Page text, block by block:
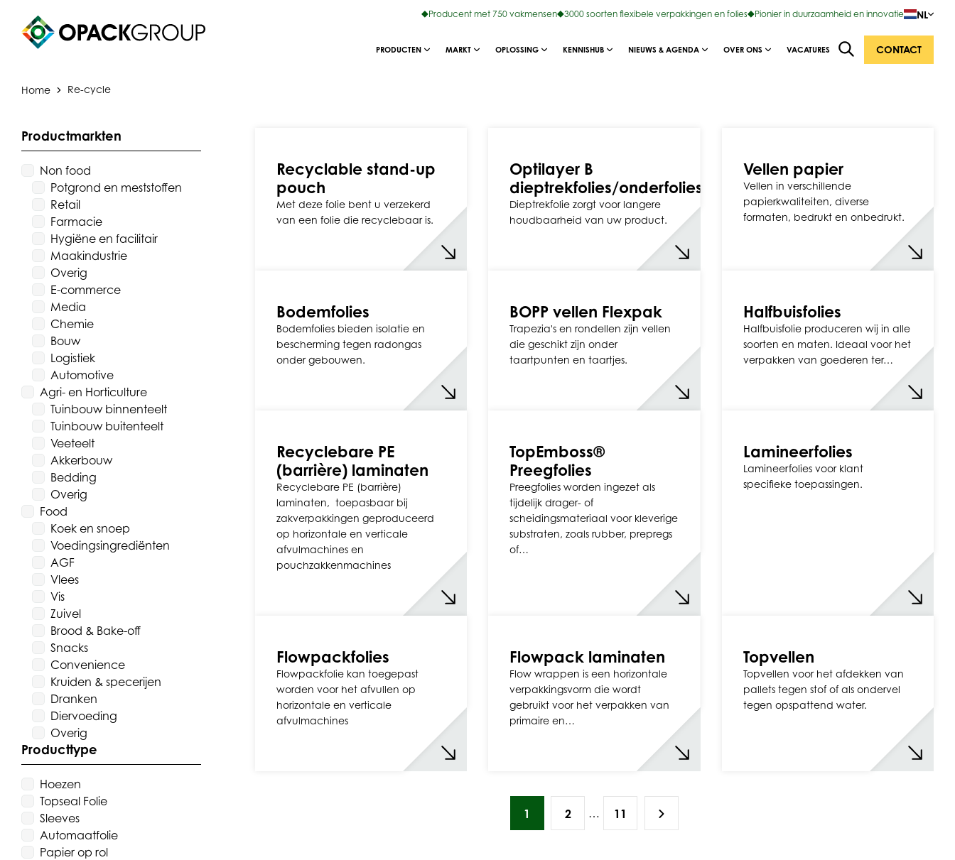
Producent met 750 vakmensen 3000 soorten flexibele verpakkingen en folies Pionier in duurzaamheid en innovatie NL
PRODUCTEN MARKT OPLOSSING KENNISHUB NIEUWS & AGENDA OVER ONS VACATURES CONTACT
Home Re-cycle
Productmarkten
Non food
Potgrond en meststoffen
Retail
Farmacie
Hygiëne en facilitair
Maakindustrie
Overig
E-commerce
Media
Chemie
Bouw
Logistiek
Automotive
Agri- en Horticulture
Tuinbouw binnenteelt
Tuinbouw buitenteelt
Veeteelt
Akkerbouw
Bedding
Overig
Food
Koek en snoep
Voedingsingrediënten
AGF
Vlees
Vis
Zuivel
Brood & Bake-off
Snacks
Convenience
Kruiden & specerijen
Dranken
Diervoeding
Overig
Producttype
Hoezen
Topseal Folie
Sleeves
Automaatfolie
Papier op rol
Recyclable stand-up
pouch
Met deze folie bent u verzekerd
van een folie die recyclebaar is.
Optilayer B
dieptrekfolies/onderfolies
Dieptrekfolie zorgt voor langere
houdbaarheid van uw product.
Vellen papier
Vellen in verschillende
papierkwaliteiten, diverse
formaten, bedrukt en onbedrukt.
Bodemfolies
Bodemfolies bieden isolatie en
bescherming tegen radongas
onder gebouwen.
BOPP vellen Flexpak
Trapezia's en rondellen zijn vellen
die geschikt zijn onder
taartpunten en taartjes.
Halfbuisfolies
Halfbuisfolie produceren wij in alle
soorten en maten. Ideaal voor het
verpakken van goederen ter…
Recyclebare PE
(barrière) laminaten
Recyclebare PE (barrière)
laminaten, toepasbaar bij
zakverpakkingen geproduceerd
op horizontale en verticale
afvulmachines en
pouchzakkenmachines
TopEmboss®
Preegfolies
Preegfolies worden ingezet als
tijdelijk drager- of
scheidingsmateriaal voor kleverige
substraten, zoals rubber, prepregs
of…
Lamineerfolies
Lamineerfolies voor klant
specifieke toepassingen.
Flowpackfolies
Flowpackfolie kan toegepast
worden voor het afvullen op
horizontale en verticale
afvulmachines
Flowpack laminaten
Flow wrappen is een horizontale
verpakkingsvorm die wordt
gebruikt voor het verpakken van
primaire en…
Topvellen
Topvellen voor het afdekken van
pallets tegen stof of als ondervel
tegen opspattend water.
1 2 … 11